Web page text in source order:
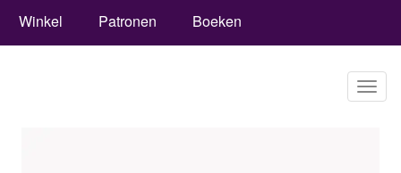
Winkel Patronen Boeken